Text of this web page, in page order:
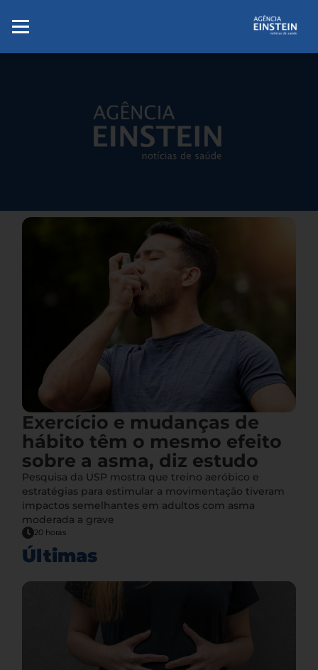
Exercício e mudanças de
hábito têm o mesmo efeito
sobre a asma, diz estudo
Pesquisa da USP mostra que treino aeróbico e
estratégias para estimular a movimentação tiveram
impactos semelhantes em adultos com asma
moderada a grave
20 horas
Últimas